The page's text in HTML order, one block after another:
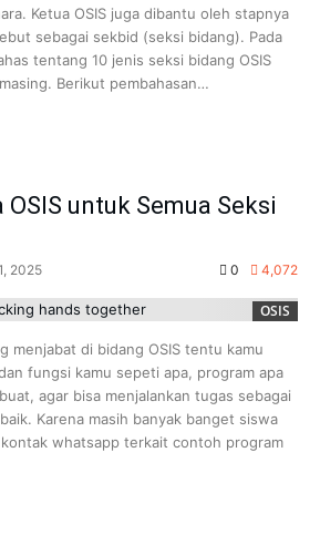
Ketua OSIS juga dibantu oleh stapnya
sebagai sekbid (seksi bidang). Pada
tentang 10 jenis seksi bidang OSIS
Berikut pembahasan…
untuk Semua Seksi
2025 0 4,072
OSIS
menjabat di bidang OSIS tentu kamu
fungsi kamu sepeti apa, program apa
agar bisa menjalankan tugas sebagai
Karena masih banyak banget siswa
whatsapp terkait contoh program